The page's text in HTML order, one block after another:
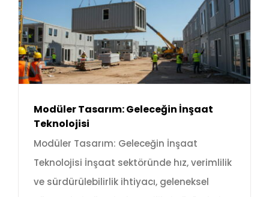
Modüler Tasarım: Geleceğin İnşaat
Teknolojisi
Modüler Tasarım: Geleceğin İnşaat
Teknolojisi İnşaat sektöründe hız, verimlilik
ve sürdürülebilirlik ihtiyacı, geleneksel